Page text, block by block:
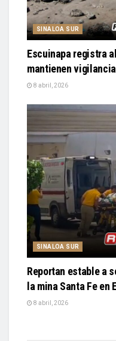
SINALOA SUR
Escuinapa registra
mantienen
8 abril, 2026
SINALOA SUR
Reportan estable a
la mina Santa Fe en
8 abril, 2026